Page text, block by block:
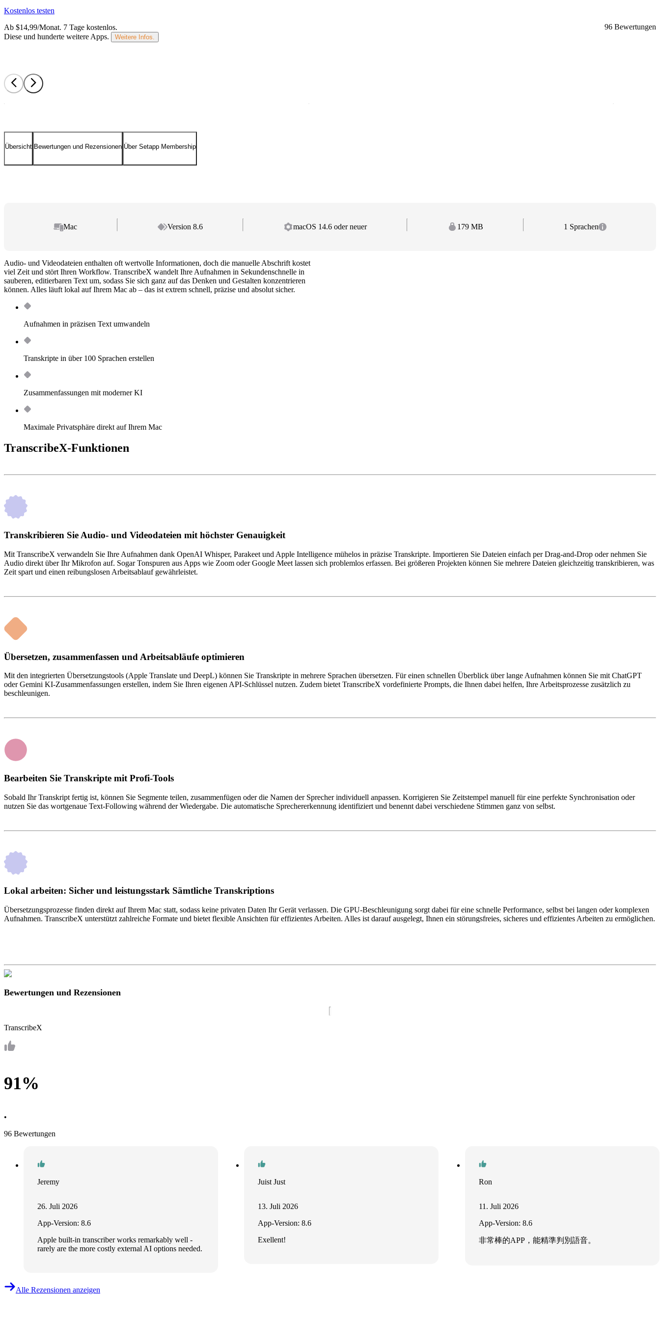
96 Bewertungen
Kostenlos testen
Ab $14,99/Monat. 7 Tage kostenlos.
Diese und hunderte weitere Apps.
Weitere Infos.
Übersicht Bewertungen und Rezensionen Über Setapp Membership
Mac Version 8.6 macOS 14.6 oder neuer 179 MB 1 Sprachen
Audio- und Videodateien enthalten oft wertvolle Informationen, doch die manuelle Abschrift kostet
viel Zeit und stört Ihren Workflow. TranscribeX wandelt Ihre Aufnahmen in Sekundenschnelle in
sauberen, editierbaren Text um, sodass Sie sich ganz auf das Denken und Gestalten konzentrieren
können. Alles läuft lokal auf Ihrem Mac ab – das ist extrem schnell, präzise und absolut sicher.
Aufnahmen in präzisen Text umwandeln
Transkripte in über 100 Sprachen erstellen
Zusammenfassungen mit moderner KI
Maximale Privatsphäre direkt auf Ihrem Mac
TranscribeX-Funktionen
Transkribieren Sie Audio- und Videodateien mit höchster Genauigkeit
Mit TranscribeX verwandeln Sie Ihre Aufnahmen dank OpenAI Whisper, Parakeet und Apple Intelligence mühelos in präzise Transkripte. Importieren Sie Dateien einfach per Drag-and-Drop oder nehmen Sie
Audio direkt über Ihr Mikrofon auf. Sogar Tonspuren aus Apps wie Zoom oder Google Meet lassen sich problemlos erfassen. Bei größeren Projekten können Sie mehrere Dateien gleichzeitig transkribieren, was
Zeit spart und einen reibungslosen Arbeitsablauf gewährleistet.
Übersetzen, zusammenfassen und Arbeitsabläufe optimieren
Mit den integrierten Übersetzungstools (Apple Translate und DeepL) können Sie Transkripte in mehrere Sprachen übersetzen. Für einen schnellen Überblick über lange Aufnahmen können Sie mit ChatGPT
oder Gemini KI-Zusammenfassungen erstellen, indem Sie Ihren eigenen API-Schlüssel nutzen. Zudem bietet TranscribeX vordefinierte Prompts, die Ihnen dabei helfen, Ihre Arbeitsprozesse zusätzlich zu
beschleunigen.
Bearbeiten Sie Transkripte mit Profi-Tools
Sobald Ihr Transkript fertig ist, können Sie Segmente teilen, zusammenfügen oder die Namen der Sprecher individuell anpassen. Korrigieren Sie Zeitstempel manuell für eine perfekte Synchronisation oder
nutzen Sie das wortgenaue Text-Following während der Wiedergabe. Die automatische Sprechererkennung identifiziert und benennt dabei verschiedene Stimmen ganz von selbst.
Lokal arbeiten: Sicher und leistungsstark Sämtliche Transkriptions
Übersetzungsprozesse finden direkt auf Ihrem Mac statt, sodass keine privaten Daten Ihr Gerät verlassen. Die GPU-Beschleunigung sorgt dabei für eine schnelle Performance, selbst bei langen oder komplexen
Aufnahmen. TranscribeX unterstützt zahlreiche Formate und bietet flexible Ansichten für effizientes Arbeiten. Alles ist darauf ausgelegt, Ihnen ein störungsfreies, sicheres und effizientes Arbeiten zu ermöglichen.
Bewertungen und Rezensionen
TranscribeX
91%
•
96 Bewertungen
Jeremy
26. Juli 2026
App-Version: 8.6
Apple built-in transcriber works remarkably well -
rarely are the more costly external AI options needed.
Juist Just
13. Juli 2026
App-Version: 8.6
Exellent!
Ron
11. Juli 2026
App-Version: 8.6
非常棒的APP，能精準判別語音。
Alle Rezensionen anzeigen